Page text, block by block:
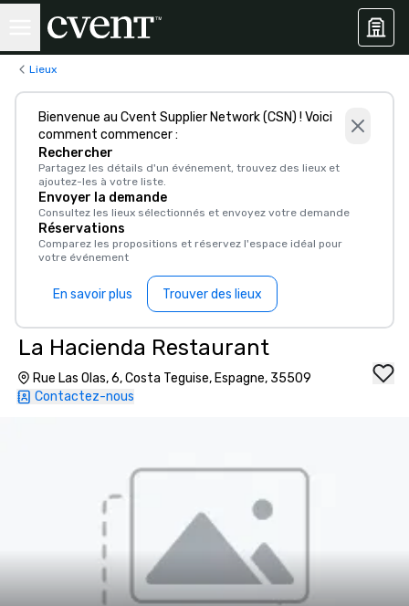
Lieux
Bienvenue au Cvent Supplier Network (CSN) ! Voici
comment commencer :
Rechercher
Partagez les détails d'un événement, trouvez des lieux et
ajoutez-les à votre liste.
Envoyer la demande
Consultez les lieux sélectionnés et envoyez votre demande
Réservations
Comparez les propositions et réservez l'espace idéal pour
votre événement
En savoir plus Trouver des lieux
La Hacienda Restaurant
Rue Las Olas, 6, Costa Teguise, Espagne, 35509
Contactez-nous